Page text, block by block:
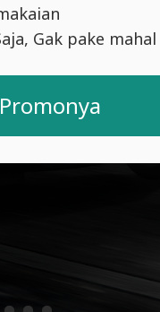
Gak pake mahal